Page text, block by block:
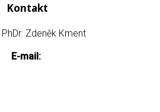
Kontakt
PhDr. Zdeněk Kment
E-mail: